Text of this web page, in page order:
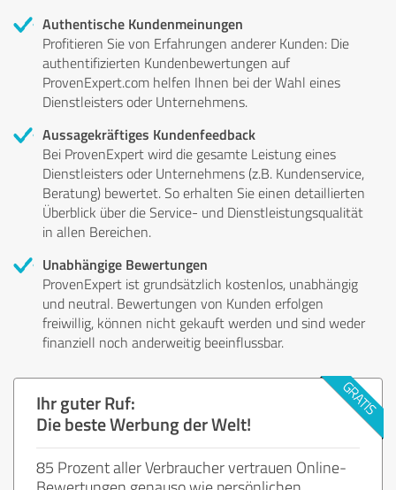
Authentische Kundenmeinungen
Profitieren Sie von Erfahrungen anderer Kunden: Die
authentifizierten Kundenbewertungen auf
ProvenExpert.com helfen Ihnen bei der Wahl eines
Dienstleisters oder Unternehmens.
Aussagekräftiges Kundenfeedback
Bei ProvenExpert wird die gesamte Leistung eines
Dienstleisters oder Unternehmens (z.B. Kundenservice,
Beratung) bewertet. So erhalten Sie einen detaillierten
Überblick über die Service- und Dienstleistungsqualität
in allen Bereichen.
Unabhängige Bewertungen
ProvenExpert ist grundsätzlich kostenlos, unabhängig
und neutral. Bewertungen von Kunden erfolgen
freiwillig, können nicht gekauft werden und sind weder
finanziell noch anderweitig beeinflussbar.
Ihr guter Ruf:
Die beste Werbung der Welt!
85 Prozent aller Verbraucher vertrauen Online-